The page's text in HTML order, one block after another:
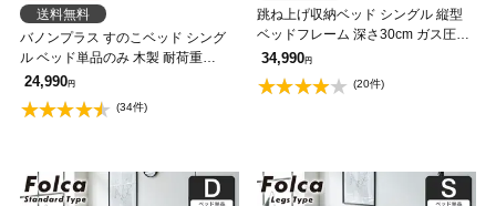
送料無料
バノンプラス すのこベッド シング
ル ベッド単品のみ 木製 耐荷重
350kg 組立簡単 棚付き コンセント
24,990円
(34件)
跳ね上げ収納ベッド シングル 縦型
ベッドフレーム 深さ30cm ガス圧式
収納ベッド ウッドスプリング 棚付
送】
34,990円
(20件)